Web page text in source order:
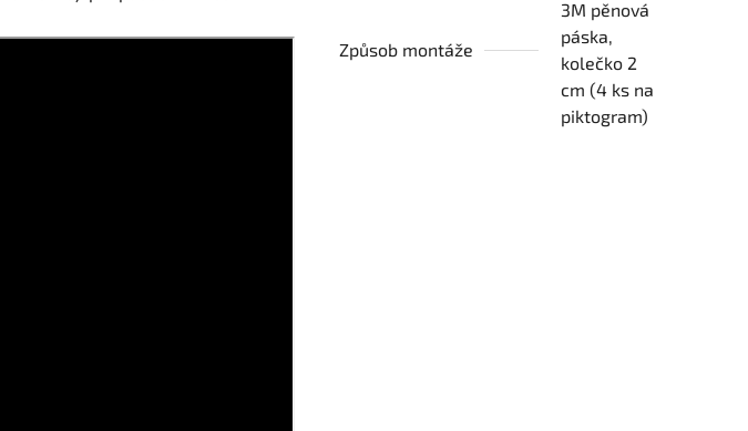
Způsob montáže
3M pěnová
páska,
kolečko 2
cm (4 ks na
piktogram)